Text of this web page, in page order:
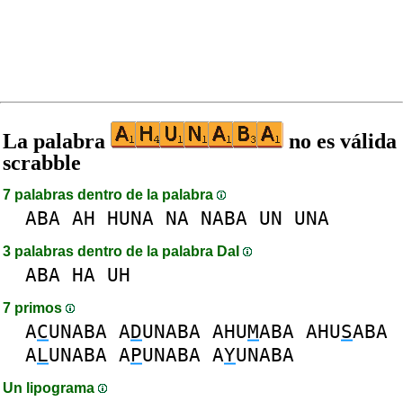
La palabra
no es válida
scrabble
7 palabras dentro de la palabra
ABA AH HUNA NA NABA UN UNA
3 palabras dentro de la palabra DaI
ABA HA UH
7 primos
ACUNABA ADUNABA AHUMABA AHUSABA
ALUNABA APUNABA AYUNABA
Un lipograma